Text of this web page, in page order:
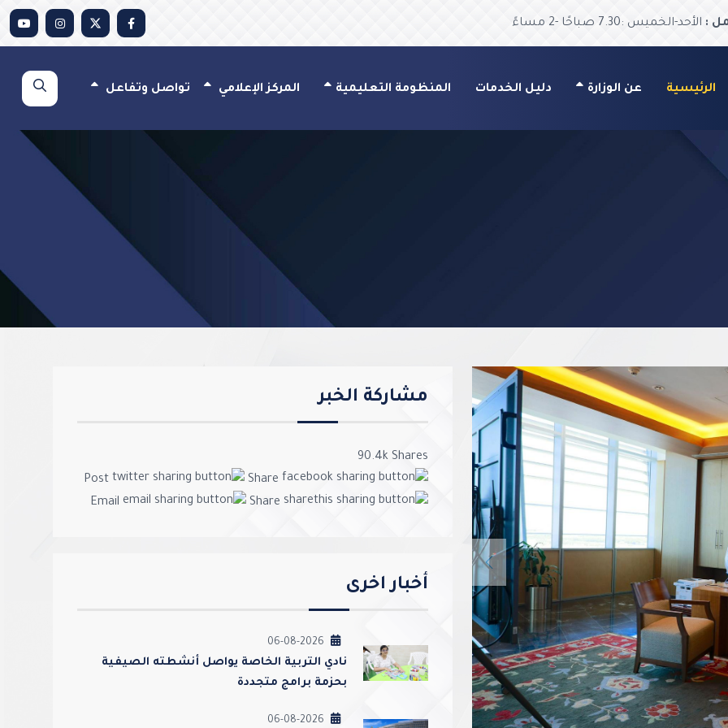
: الأحد-الخميس :7.30 صباحًا -2 مساءً
الرئيسية عن الوزارة دليل الخدمات المنظومة التعليمية المركز الإعلامي تواصل وتفاعل
Previous
مشاركة الخبر
90.4k Shares
Share
Post
Share
Email
أخبار اخرى
06-08-2026
نادي التربية الخاصة يواصل أنشطته الصيفية
بحزمة برامج متجددة
06-08-2026